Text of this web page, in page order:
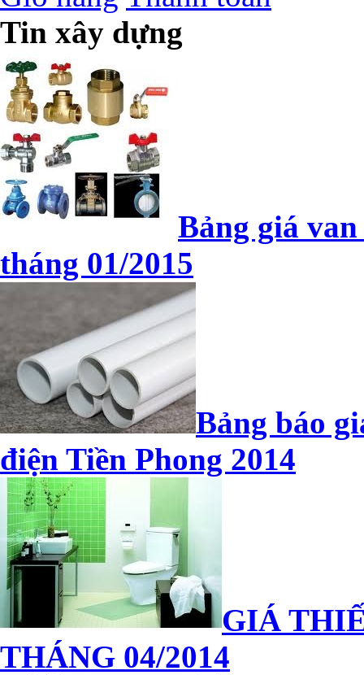
Tin xây dựng
Bảng giá
tháng 01/2015
Bảng báo
điện Tiền Phong 2014
GIÁ
THÁNG 04/2014